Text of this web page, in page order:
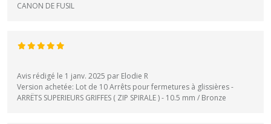
CANON DE FUSIL
Avis rédigé le 1 janv. 2025 par Elodie R
Version achetée: Lot de 10 Arrêts pour fermetures à glissières -
ARRËTS SUPERIEURS GRIFFES ( ZIP SPIRALE ) - 10.5 mm / Bronze